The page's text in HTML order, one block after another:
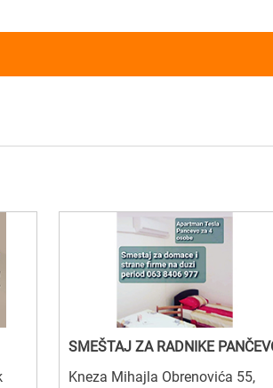
SMEŠTAJ ZA RADNIKE
Kneza Mihajla Obrenovića 55,